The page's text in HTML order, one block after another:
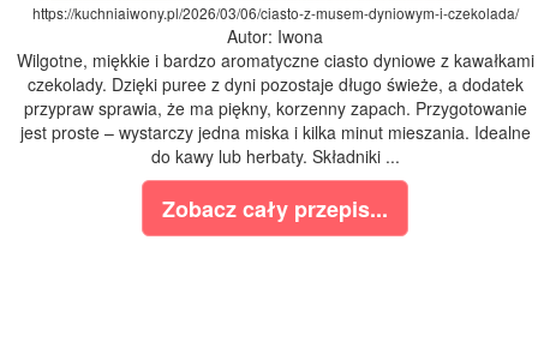
https://kuchniaiwony.pl/2026/03/06/ciasto-z-musem-dyniowym-i-czekolada/
Autor: Iwona
Wilgotne, miękkie i bardzo aromatyczne ciasto dyniowe z kawałkami
czekolady. Dzięki puree z dyni pozostaje długo świeże, a dodatek
przypraw sprawia, że ma piękny, korzenny zapach. Przygotowanie
jest proste – wystarczy jedna miska i kilka minut mieszania. Idealne
do kawy lub herbaty. Składniki ...
Zobacz cały przepis...